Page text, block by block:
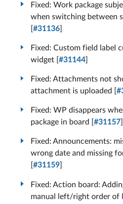
Fixed: Work package
when switching between
#31136
Fixed: Custom field label
widget [ #31144
Fixed: Attachments not
attachment is uploaded [
Fixed: WP disappears
package in board [ #31157
Fixed: Announcements:
wrong date and missing
#31159
Fixed: Action board:
manual left/right order of